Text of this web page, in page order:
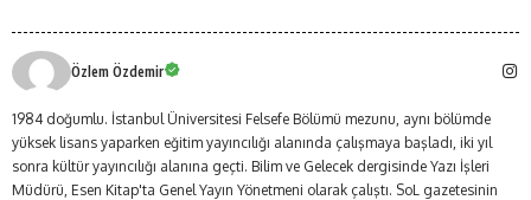
Özlem Özdemir
1984 doğumlu. İstanbul Üniversitesi Felsefe Bölümü mezunu, aynı bölümde
yüksek lisans yaparken eğitim yayıncılığı alanında çalışmaya başladı, iki yıl
sonra kültür yayıncılığı alanına geçti. Bilim ve Gelecek dergisinde Yazı İşleri
Müdürü, Esen Kitap'ta Genel Yayın Yönetmeni olarak çalıştı. SoL gazetesinin